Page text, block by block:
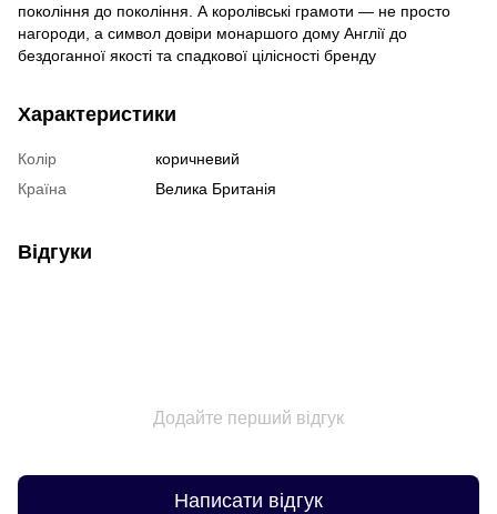
покоління до покоління. А королівські грамоти — не просто
нагороди, а символ довіри монаршого дому Англії до
бездоганної якості та спадкової цілісності бренду
Характеристики
Колір
коричневий
Країна
Велика Британія
Відгуки
Додайте перший відгук
Написати відгук